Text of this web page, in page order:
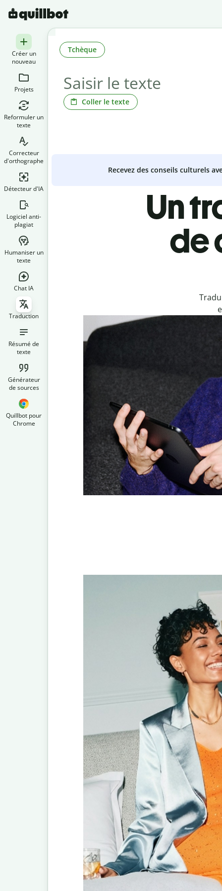
Créer un
nouveau
Projets
Reformuler un
texte
Correcteur
d'orthographe
Détecteur d'IA
Logiciel anti-
plagiat
Humaniser un
texte
Chat IA
Traduction
Résumé de
texte
Générateur
de sources
Quillbot pour
Chrome
Coller le texte
Tchèque
Recevez des conseils culturels
Un
de